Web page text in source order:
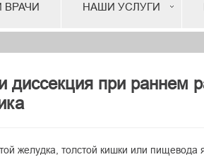
ВРАЧИ НАШИ УСЛУГИ
диссекция при раннем
желудка, толстой кишки или